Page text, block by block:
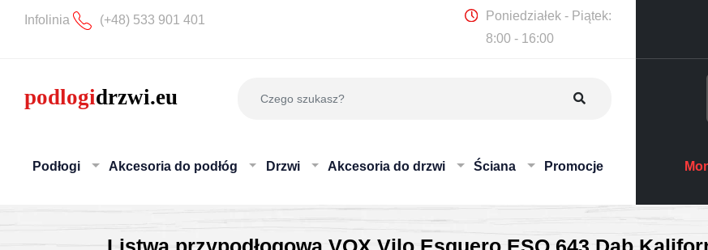
Infolinia (+48) 533 901 401
Poniedziałek - Piątek:
8:00 - 16:00
Podłogi Akcesoria do podłóg Drzwi Akcesoria do drzwi Ściana Promocje